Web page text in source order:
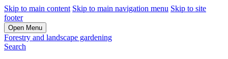
Skip to main content Skip to main navigation menu Skip to site
footer
Open Menu
Forestry and landscape gardening
Search